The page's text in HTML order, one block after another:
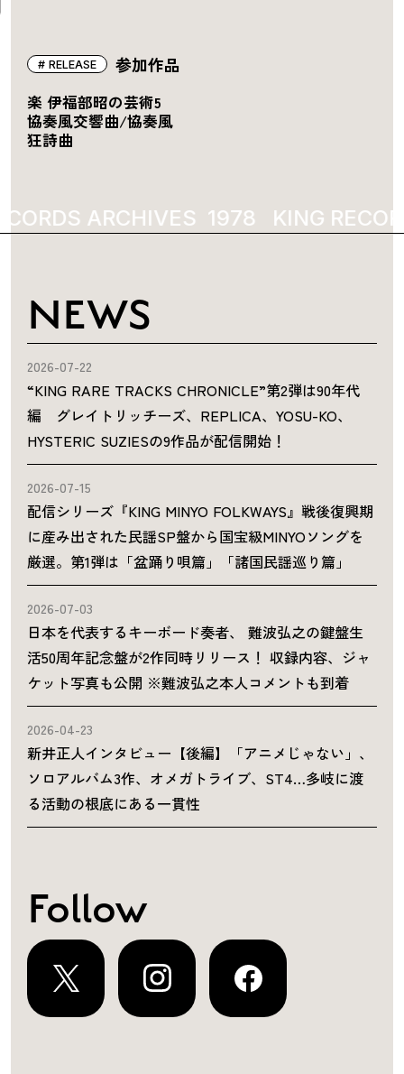
参加作品
RELEASE
楽 伊福部昭の芸術5
協奏風交響曲/協奏風
狂詩曲
ARCHIVES 1978 KING
NEWS
2026-07-22
“KING RARE TRACKS CHRONICLE”第2弾は90年代
編 グレイトリッチーズ、REPLICA、YOSU-KO、
HYSTERIC SUZIESの9作品が配信開始！
2026-07-15
配信シリーズ『KING MINYO FOLKWAYS』戦後復興期
に産み出された民謡SP盤から国宝級MINYOソングを
厳選。第1弾は「盆踊り唄篇」「諸国民謡巡り篇」
2026-07-03
日本を代表するキーボード奏者、 難波弘之の鍵盤生
活50周年記念盤が2作同時リリース！ 収録内容、ジャ
ケット写真も公開 ※難波弘之本人コメントも到着
2026-04-23
新井正人インタビュー【後編】「アニメじゃない」、
ソロアルバム3作、オメガトライブ、ST4…多岐に渡
る活動の根底にある一貫性
Follow